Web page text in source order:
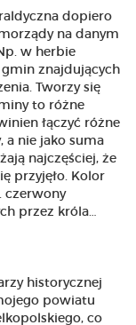
dopiero
na danym
w herbie
znajdujących
Tworzy się
to różne
łączyć różne
a nie jako suma
najczęściej, że
przyjęło. Kolor
czerwony
przez króla…
historycznej
powiatu
co